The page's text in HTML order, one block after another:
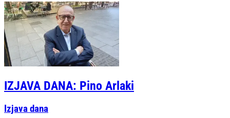
IZJAVA DANA: Pino Arlaki
Izjava dana